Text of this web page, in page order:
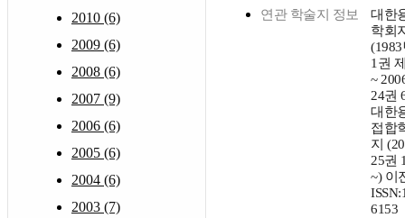
2010 (6)
2009 (6)
2008 (6)
2007 (9)
2006 (6)
2005 (6)
2004 (6)
2003 (7)
연관 학술지 정보
대한
학회
1권
~
24권
대한
접합
지
25권
~) 이
6153